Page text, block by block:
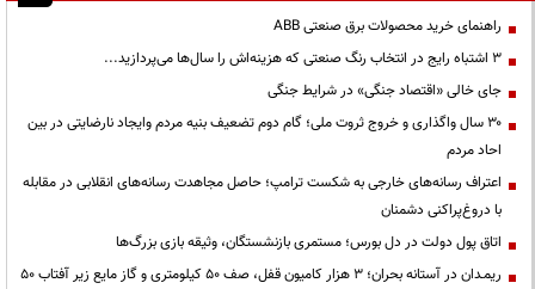
راهنمای خرید محصولات برق صنعتی ABB
3 اشتباه رایج در انتخاب رنگ صنعتی که هزینه‌اش را سال‌ها می‌پردازید...
جای خالی «اقتصاد جنگی» در شرایط جنگی
۳۰ سال واگذاری و خروج ثروت ملی؛ گام دوم تضعیف بنیه مردم وایجاد نارضایتی در بین
احاد مردم
اعتراف رسانه‌های خارجی به شکست ترامپ؛ حاصل مجاهدت رسانه‌های انقلابی در مقابله
با دروغ‌پراکنی دشمنان
اتاق پول دولت در دل بورس؛ مستمری بازنشستگان، وثیقه بازی بزرگ‌ها
ریمـدان در آستانه بحران؛ ۳ هزار کامیون قفل، صف ۵۰ کیلومتری و گاز مایع زیر آفتاب ۵۰